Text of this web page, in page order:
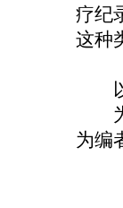
疗纪
这种
以
为
为编